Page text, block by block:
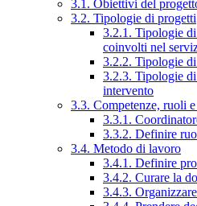
3.1. Obiettivi del
3.2. Tipologie di progetti
3.2.1. Tipologie
coinvolti nel
3.2.2. Tipologie
3.2.3. Tipologie
intervento
3.3. Competenze, ruoli
3.3.1.
3.3.2. Definire
3.4. Metodo di lavoro
3.4.1. Definire
3.4.2. Curare la
3.4.3.